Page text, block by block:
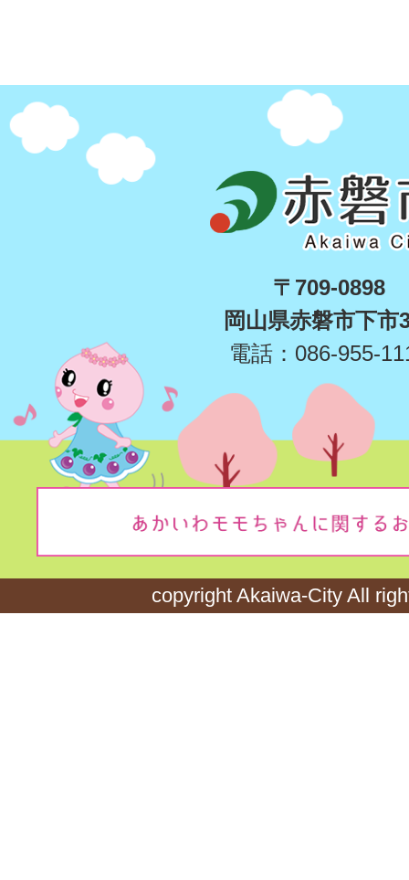
〒709-0898
岡山県赤磐市下市
電話：086-955-
copyright Akaiwa-City All